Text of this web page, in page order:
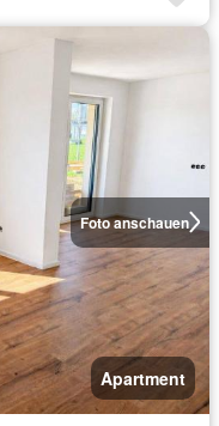
Foto anschauen
Apartment